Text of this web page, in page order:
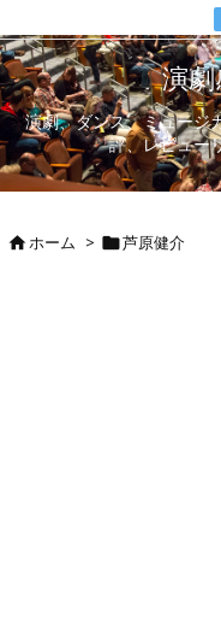
演
演劇、ダンス、ミュージ
評、レビュー
ホーム > 芦原健介